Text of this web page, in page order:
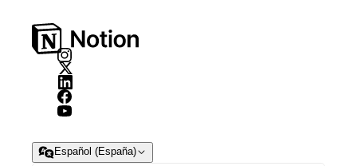
Español (España)